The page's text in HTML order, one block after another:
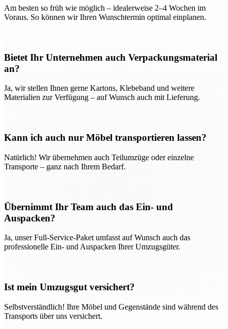
Am besten so früh wie möglich – idealerweise 2–4 Wochen im
Voraus. So können wir Ihren Wunschtermin optimal einplanen.
Bietet Ihr Unternehmen auch Verpackungsmaterial
an?
Ja, wir stellen Ihnen gerne Kartons, Klebeband und weitere
Materialien zur Verfügung – auf Wunsch auch mit Lieferung.
Kann ich auch nur Möbel transportieren lassen?
Natürlich! Wir übernehmen auch Teilumzüge oder einzelne
Transporte – ganz nach Ihrem Bedarf.
Übernimmt Ihr Team auch das Ein- und
Auspacken?
Ja, unser Full-Service-Paket umfasst auf Wunsch auch das
professionelle Ein- und Auspacken Ihrer Umzugsgüter.
Ist mein Umzugsgut versichert?
Selbstverständlich! Ihre Möbel und Gegenstände sind während des
Transports über uns versichert.